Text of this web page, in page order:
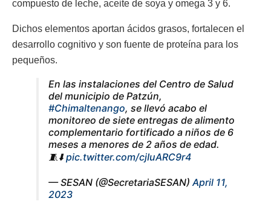
compuesto de leche, aceite de soya y omega 3 y 6.
Dichos elementos aportan ácidos grasos, fortalecen el
desarrollo cognitivo y son fuente de proteína para los
pequeños.
En las instalaciones del Centro de Salud
del municipio de Patzún,
#Chimaltenango, se llevó acabo el
monitoreo de siete entregas de alimento
complementario fortificado a niños de 6
meses a menores de 2 años de edad.
🧵⬇️pic.twitter.com/cjIuARC9r4
— SESAN (@SecretariaSESAN) April 11,
2023